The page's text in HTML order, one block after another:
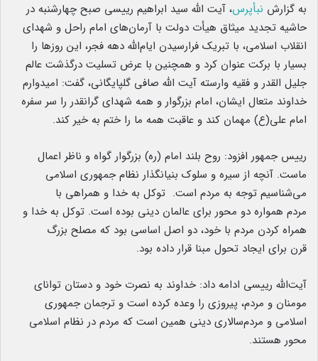
به گزارش نبأپرس، آیت الله سید ابراهیم رییسی صبح چهارشنبه در
حاشیه تجدید میثاق هیأت دولت با آرمان‌های امام راحل و شهدای
انقلاب اسلامی، با تبریک فرارسیدن ایام‌الله دهه فجر، این روزها را
بسیار با برکت عنوان کرد و همچنین با عرض تسلیت درگذشت عالم
جلیل القدر و فقیه وارسته آیت الله صافی گلپایگانی، گفت: امیدوارم
خداوند متعال ایشان، امام بزرگوار و همه شهدای گرانقدر را سر سفره
امام علی(ع) مهمان کند و عاقبت همه ما را ختم به خیر کند.
رییس جمهور افزود: روح بلند امام (ره) بزرگوار گواه و ناظر اعمال
ماست. آنچه از سیره و سلوک بنیانگذار نظام جمهوری اسلامی
می‌شناسیم توجه به مردم است. توکل به خدا و همراهی با
مردم همواره دو محور برای عالمان دینی بوده است. توکل به خدا و
همراه کردن مردم با خود، دو اصل اساسی بود که مصلح بزرگ
قرن برای ایجاد تحول مبنا قرار داده بود.
آیت‌الله رییسی ادامه داد: خداوند به نصرت خود و دستان توانای
مومنان و مردم، پیروزی را وعده کرده است و ترجمان جمهوری
اسلامی و مردم‌سالاری دینی همین است که مردم در نظام اسلامی
محور هستند.